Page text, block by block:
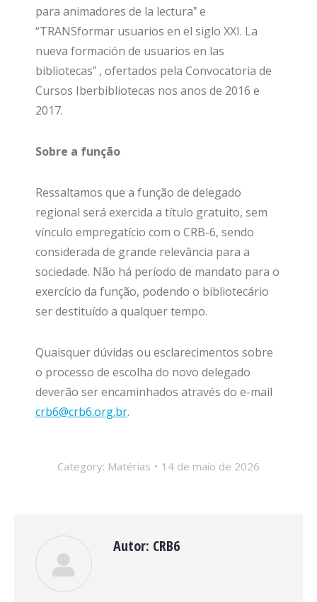
para animadores de la lecturaˮ e
“TRANSformar usuarios en el siglo XXI. La
nueva formación de usuarios en las
bibliotecasˮ , ofertados pela Convocatoria de
Cursos Iberbibliotecas nos anos de 2016 e
2017.
Sobre a função
Ressaltamos que a função de delegado
regional será exercida a título gratuito, sem
vínculo empregatício com o CRB-6, sendo
considerada de grande relevância para a
sociedade. Não há período de mandato para o
exercício da função, podendo o bibliotecário
ser destituído a qualquer tempo.
Quaisquer dúvidas ou esclarecimentos sobre
o processo de escolha do novo delegado
deverão ser encaminhados através do e-mail
crb6@crb6.org.br.
Category: Matérias 14 de maio de 2026
Autor: CRB6